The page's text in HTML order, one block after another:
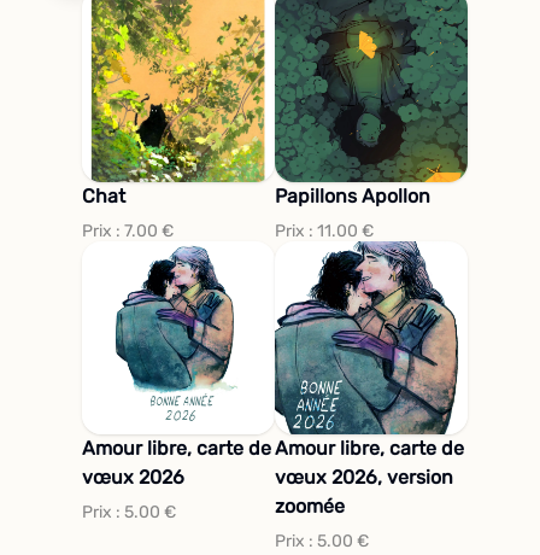
Chat
Prix : 7.00 €
Papillons Apollon
Prix : 11.00 €
Amour libre, carte de
vœux 2026
Prix : 5.00 €
Amour libre, carte de
vœux 2026, version
zoomée
Prix : 5.00 €